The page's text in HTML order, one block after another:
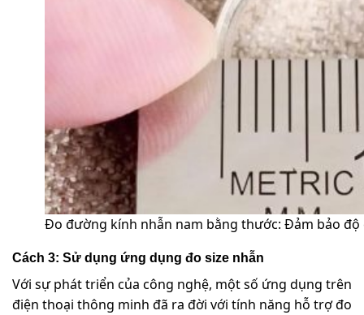
Đo đường kính nhẫn nam bằng thước: Đảm bảo độ
Cách 3: Sử dụng ứng dụng đo size nhẫn
Với sự phát triển của công nghệ, một số ứng dụng trên
điện thoại thông minh đã ra đời với tính năng hỗ trợ đo